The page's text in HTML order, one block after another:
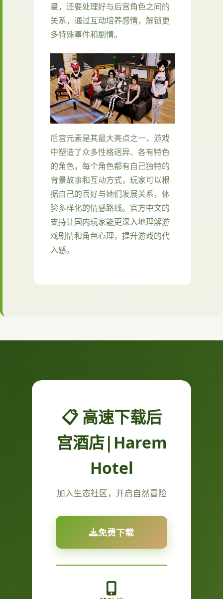
量，还要处理好与后宫角色之间的
关系，通过互动培养感情，解锁更
多特殊事件和剧情。
后宫元素是其最大亮点之一，游戏
中塑造了众多性格迥异、各有特色
的角色，每个角色都有自己独特的
背景故事和互动方式，玩家可以根
据自己的喜好与她们发展关系，体
验多样化的情感路线。官方中文的
支持让国内玩家能更深入地理解游
戏剧情和角色心理，提升游戏的代
入感。
📋 高速下载后
宫酒店|Harem
Hotel
加入生态社区，开启自然冒险
免费下载